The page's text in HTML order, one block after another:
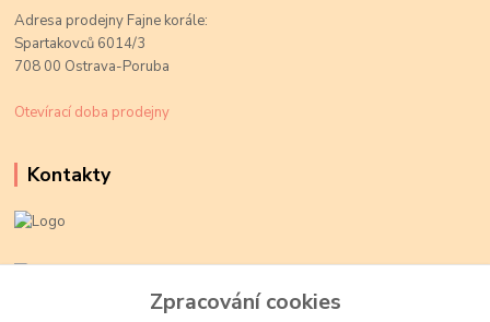
Adresa prodejny Fajne korále:
Spartakovců 6014/3
708 00 Ostrava-Poruba
Otevírací doba prodejny
Kontakty
+420 774 719 784
Zpracování cookies